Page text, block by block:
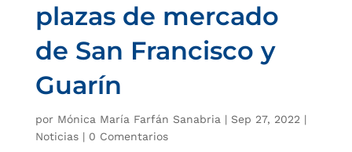
plazas de mercado
de San Francisco y
Guarín
por Mónica María Farfán Sanabria | Sep 27, 2022 |
Noticias| 0 Comentarios